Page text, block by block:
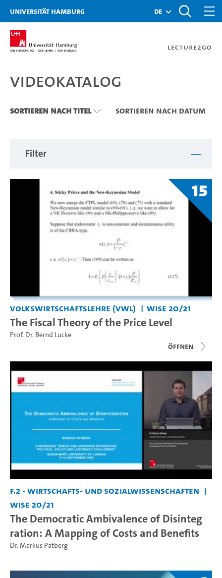
Zu den Filtern
Zur Metanavigation
Zur Hauptnavigation
Zur Suche
Zum Inhalt
Zum Seitenfuss
Universität Hamburg de
Lecture2Go
Videokatalog
Videokatalog
Sortieren nach Titel Sortieren nach Datum
Filter
15
Volkswirtschaftslehre (VWL) WiSe 20/21
The Fiscal Theory of the Price Level
Prof. Dr. Bernd Lucke
Öffnen
F.2 - Wirtschafts- und Sozialwissenschaften
WiSe 20/21
The Democratic Ambivalence of Disinteg
ration: A Mapping of Costs and Benefits
Dr. Markus Patberg